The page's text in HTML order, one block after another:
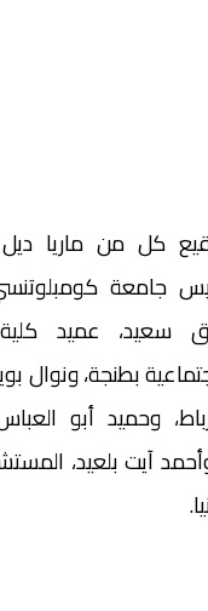
كل من ماريا ديل
جامعة
سعيد، عميد كلية
بطنجة، ونوال
وحميد أبو
آيت بلعيد،